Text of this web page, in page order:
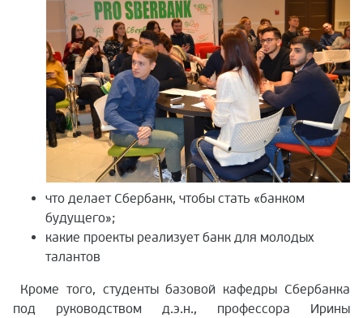
что делает Сбербанк, чтобы стать «банком
будущего»;
какие проекты реализует банк для молодых
талантов
Кроме того, студенты базовой кафедры Сбербанка
под руководством д.э.н., профессора Ирины